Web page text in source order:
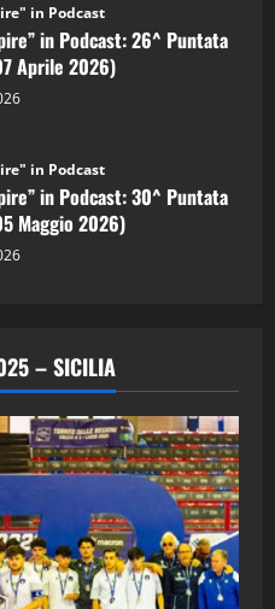
in Podcast
in Podcast: 26^ Puntata
Aprile 2026)
in Podcast
in Podcast: 30^ Puntata
Maggio 2026)
in Podcast: 29^ Puntata
Aprile 2026)
in Podcast
in Podcast: 28^ Puntata
Aprile 2026)
– SICILIA